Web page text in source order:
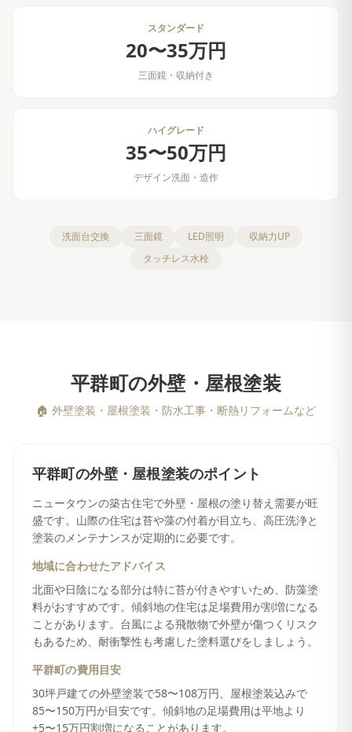
スタンダード
20〜35万円
三面鏡・収納付き
ハイグレード
35〜50万円
デザイン洗面・造作
洗面台交換 三面鏡 LED照明
収納力UP
タッチレス水栓
平群町の外壁・屋根塗装
🏠 外壁塗装・屋根塗装・防水工事・断熱リフォームなど
平群町 の外壁・屋根塗装のポイント
ニュータウンの築古住宅で外壁・屋根の塗り替え需要が旺
盛です。山際の住宅は苔や藻の付着が目立ち、高圧洗浄と
塗装のメンテナンスが定期的に必要です。
地域に合わせたアドバイス
北面や日陰になる部分は特に苔が付きやすいため、防藻塗
料がおすすめです。傾斜地の住宅は足場費用が割増になる
ことがあります。台風による飛散物で外壁が傷つくリスク
もあるため、耐衝撃性も考慮した塗料選びをしましょう。
平群町の費用目安
30坪戸建ての外壁塗装で58〜108万円、屋根塗装込みで
85〜150万円が目安です。傾斜地の足場費用は平地より
+5〜15万円割増になることがあります。